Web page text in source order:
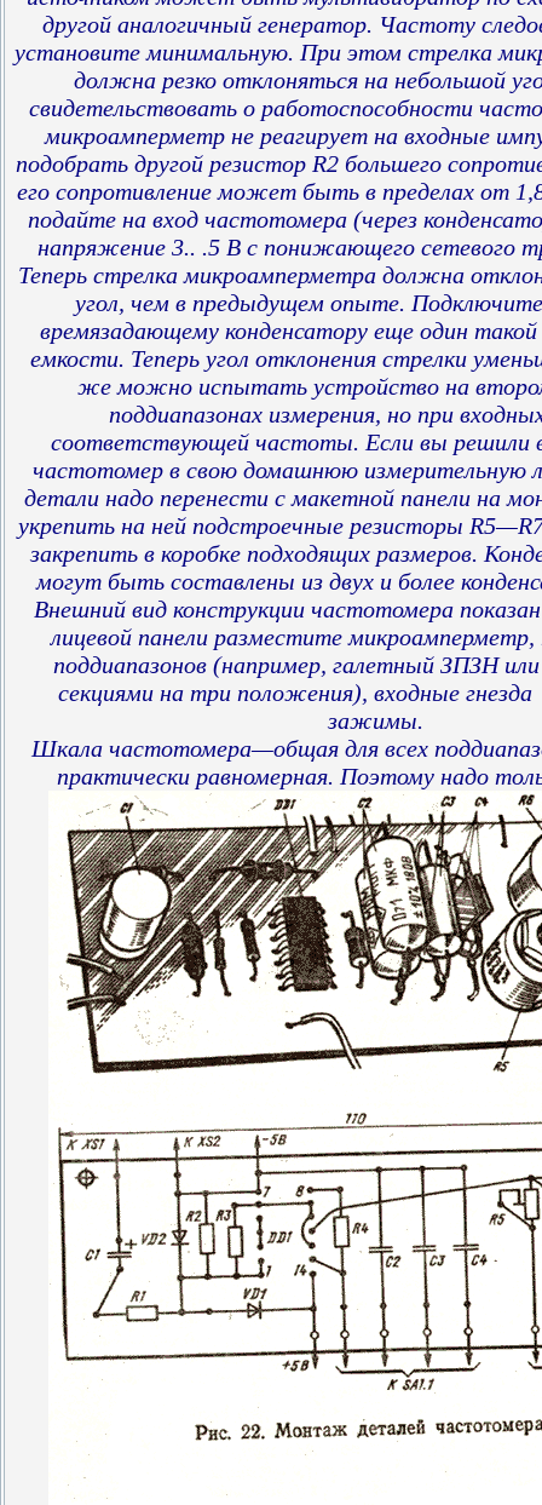
другой аналогичный генератор. Частоту
установите минимальную. При этом стрелка
должна резко отклоняться на небольшой
свидетельствовать о работоспособности
микроамперметр не реагирует на входные
подобрать другой резистор R2 большего
его сопротивление может быть в пределах от
подайте на вход частотомера (через
напряжение 3.. .5 В с понижающего сетевого
Теперь стрелка микроамперметра должна
угол, чем в предыдущем опыте. Подключите
времязадающему конденсатору еще один
емкости. Теперь угол отклонения стрелки
же можно испытать устройство на
поддиапазонах измерения, но при
соответствующей частоты. Если вы решили
частотомер в свою домашнюю измерительную
детали надо перенести с макетной панели на
укрепить на ней подстроечные резисторы
закрепить в коробке подходящих размеров.
могут быть составлены из двух и более
Внешний вид конструкции частотомера
лицевой панели разместите микроамперметр,
поддиапазонов (например, галетный ЗПЗН или
секциями на три положения), входные гнезда
зажимы.
Шкала частотомера—общая для всех
практически равномерная. Поэтому надо